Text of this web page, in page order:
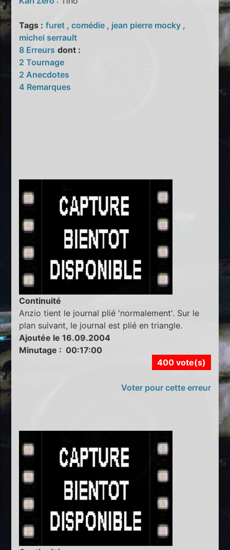
Tags : furet ,comédie , jean pierre mocky ,
michel serrault
8 Erreurs dont :
2 Tournage
2 Anecdotes
4 Remarques
Continuité
Anzio tient le journal plié 'normalement'. Sur le
plan suivant, le journal est plié en triangle.
Ajoutée le 16.09.2004
Minutage : 00:17:00
400 vote(s)
Voter pour cette erreur